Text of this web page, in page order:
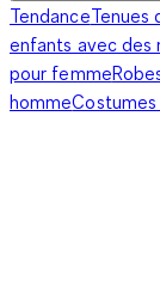
TendanceTenues
enfants avec des
pour femme
homme